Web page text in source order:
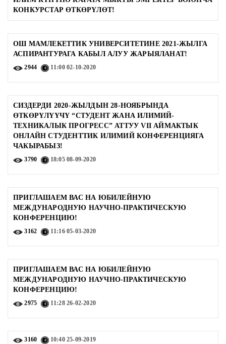
КОНКУРСТАР ӨТКӨРҮЛӨТ!
ОШ МАМЛЕКЕТТИК УНИВЕРСИТЕТИНЕ 2021-ЖЫЛГА
АСПИРАНТУРАГА КАБЫЛ АЛУУ ЖАРЫЯЛАНАТ!
2944 11:0002-10-2020
СИЗДЕРДИ 2020-ЖЫЛДЫН 28-НОЯБРЫНДА
ӨТКӨРҮЛҮҮЧҮ “СТУДЕНТ ЖАНА ИЛИМИЙ-
ТЕХНИКАЛЫК ПРОГРЕСС” АТТУУ VII АЙМАКТЫК
ОНЛАЙН СТУДЕНТТИК ИЛИМИЙ КОНФЕРЕНЦИЯГА
ЧАКЫРАБЫЗ!
3790 18:0508-09-2020
ПРИГЛАШАЕМ ВАС НА ЮБИЛЕЙНУЮ
МЕЖДУНАРОДНУЮ НАУЧНО-ПРАКТИЧЕСКУЮ
КОНФЕРЕНЦИЮ!
3162 11:1605-03-2020
ПРИГЛАШАЕМ ВАС НА ЮБИЛЕЙНУЮ
МЕЖДУНАРОДНУЮ НАУЧНО-ПРАКТИЧЕСКУЮ
КОНФЕРЕНЦИЮ!
2975 11:2826-02-2020
3160 10:4025-09-2019